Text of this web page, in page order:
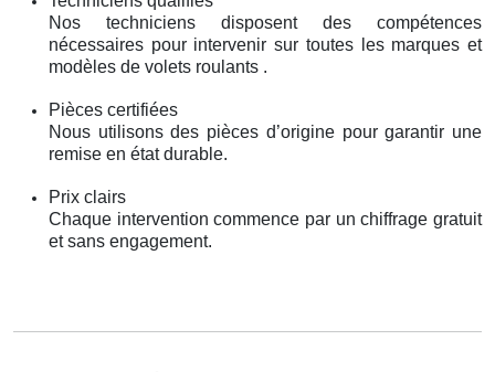
Nos techniciens disposent des compétences
nécessaires pour intervenir sur toutes les marques et
modèles de volets roulants .
Pièces certifiées
Nous utilisons des pièces d’origine pour garantir une
remise en état durable.
Prix clairs
Chaque intervention commence par un chiffrage gratuit
et sans engagement.